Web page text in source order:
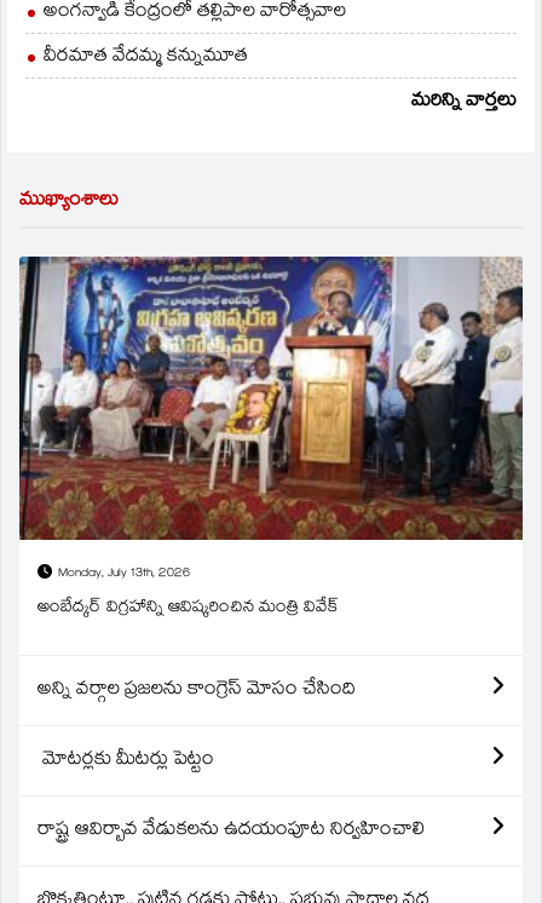
అంగన్వాడి కేంద్రంలో తల్లిపాల వారోత్సవాల
వీరమాత వేదమ్మ కన్నుమూత
మరిన్ని వార్తలు
ముఖ్యాంశాలు
Monday, July 13th, 2026
అంబేద్కర్ విగ్రహాన్ని ఆవిష్కరించిన మంత్రి వివేక్
అన్ని వర్గాల ప్రజలను కాంగ్రెస్ మోసం చేసింది
మోటర్లకు మీటర్లు పెట్టం
రాష్ట్ర ఆవిర్బావ వేడుకలను ఉదయంపూట నిర్వహించాలి